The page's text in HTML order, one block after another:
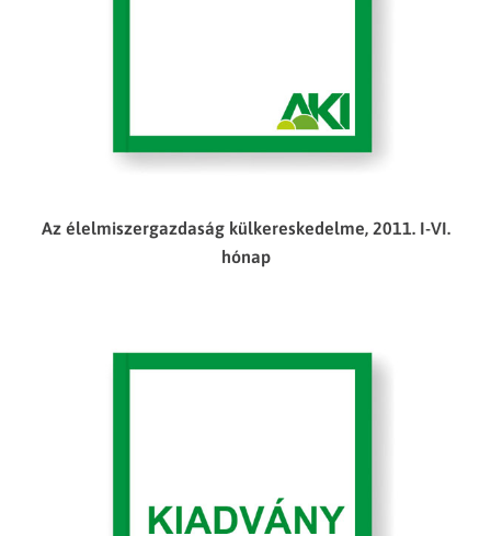
Az élelmiszergazdaság külkereskedelme, 2011. I-VI.
hónap